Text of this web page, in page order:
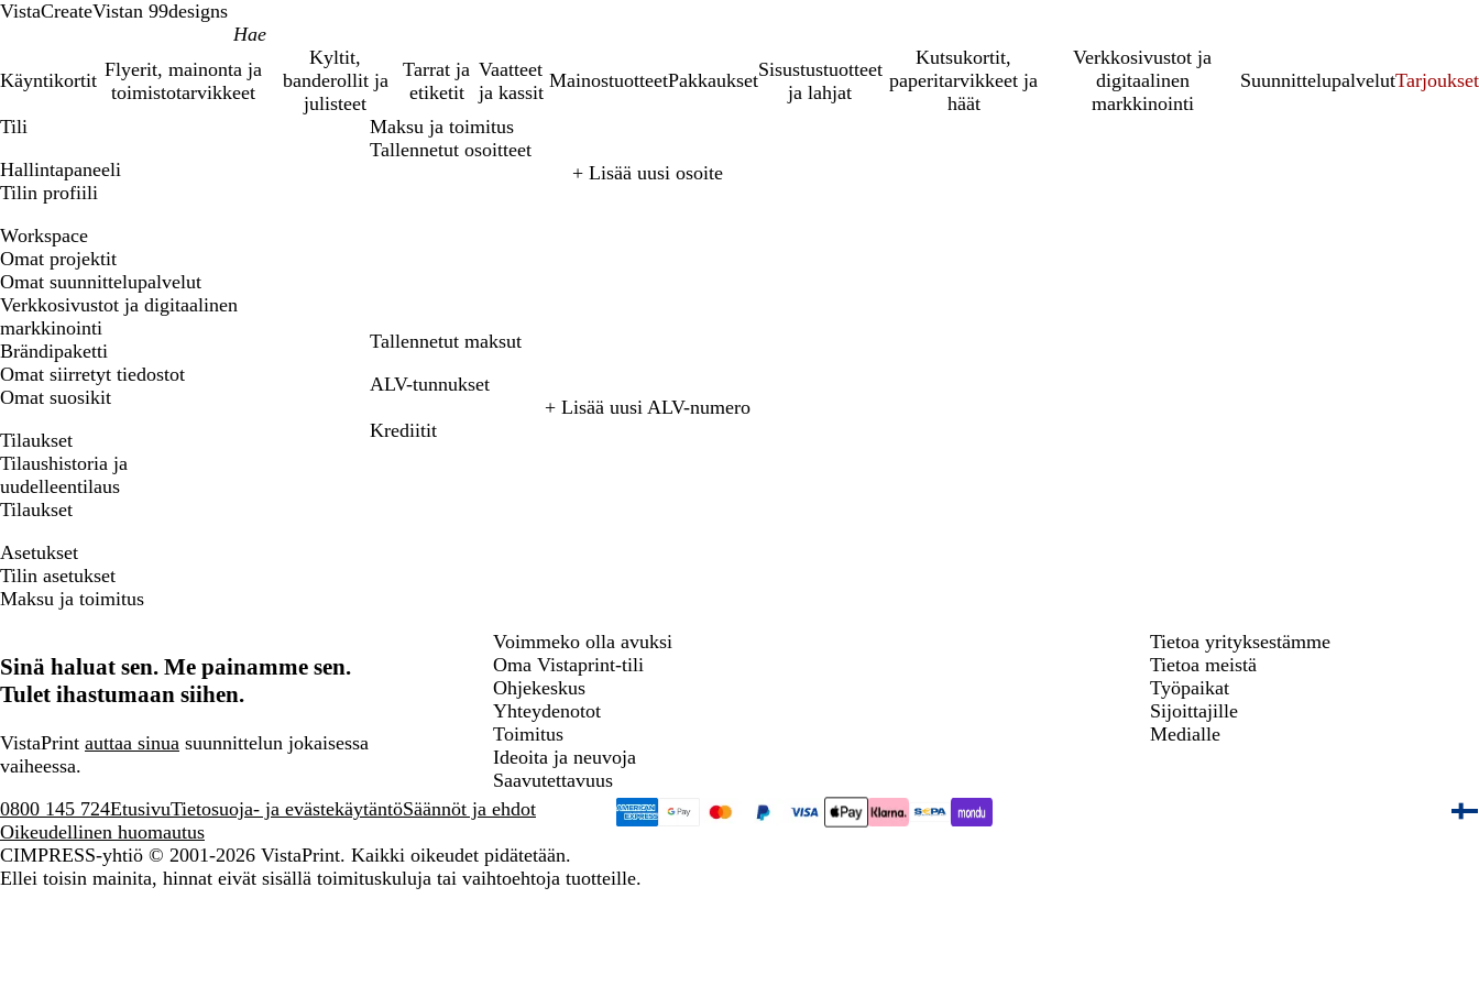
VistaCreateVistan 99designs
Käyntikortit
Flyerit, mainonta ja
toimistotarvikkeet
Kyltit,
banderollit ja
julisteet
Tarrat ja
etiketit
Vaatteet
ja kassit
MainostuotteetPakkaukset
Sisustustuotteet
ja lahjat
Kutsukortit,
paperitarvikkeet ja
häät
Verkkosivustot ja
digitaalinen
markkinointi
SuunnittelupalvelutTarjoukset
Tili
Hallintapaneeli
Tilin profiili
Workspace
Omat projektit
Omat suunnittelupalvelut
Verkkosivustot ja digitaalinen
markkinointi
Brändipaketti
Omat siirretyt tiedostot
Omat suosikit
Tilaukset
Tilaushistoria ja
uudelleentilaus
Tilaukset
Asetukset
Tilin asetukset
Maksu ja toimitus
Maksu ja toimitus
Tallennetut osoitteet
+ Lisää uusi osoite
Tallennetut maksut
ALV-tunnukset
+ Lisää uusi ALV-numero
Krediitit
Sinä haluat sen. Me painamme sen.
Tulet ihastumaan siihen.
VistaPrint auttaa sinua suunnittelun jokaisessa
vaiheessa.
Voimmeko olla avuksi
Oma Vistaprint-tili
Ohjekeskus
Yhteydenotot
Toimitus
Ideoita ja neuvoja
Saavutettavuus
Tietoa yrityksestämme
Tietoa meistä
Työpaikat
Sijoittajille
Medialle
0800 145 724EtusivuTietosuoja- ja evästekäytäntöSäännöt ja ehdot
Oikeudellinen huomautus
CIMPRESS-yhtiö © 2001-2026 VistaPrint. Kaikki oikeudet pidätetään.
Ellei toisin mainita, hinnat eivät sisällä toimituskuluja tai vaihtoehtoja tuotteille.